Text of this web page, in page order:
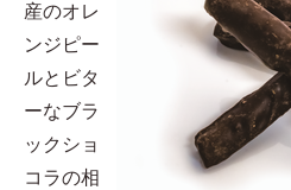
産のオレ
ンジピー
ルとビタ
ーなブラ
ックショ
コラの相